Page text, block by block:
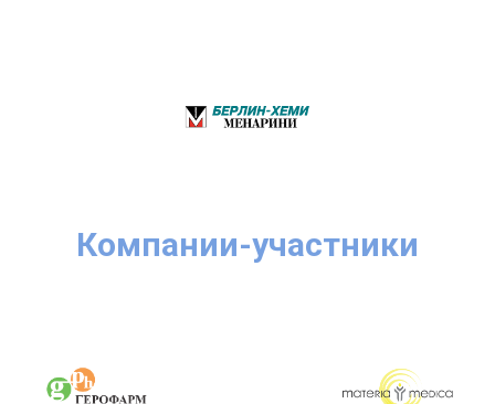
Компании-участники